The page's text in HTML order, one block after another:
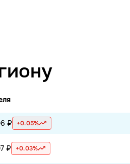
₽ +0.05%
₽ +0.03%